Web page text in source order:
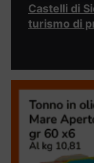
Castelli di
turismo di